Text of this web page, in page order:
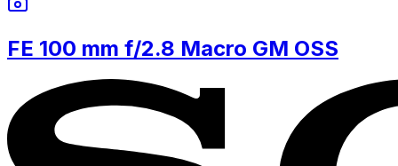
FE 100 mm f/2.8 Macro GM OSS